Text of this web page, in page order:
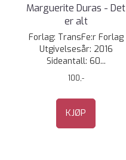
Marguerite Duras - Det
er alt
Forlag: TransFe:r Forlag
Utgivelsesår: 2016
Sideantall: 60...
100,-
KJØP